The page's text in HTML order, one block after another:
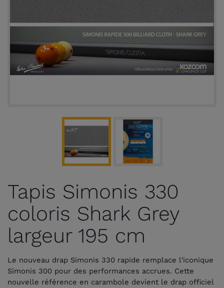
Tapis Simonis 330
coloris Shark Grey
largeur 195 cm
Le nouveau drap Simonis 330 rapide remplace l'iconique
Simonis 300 pour des performances accrues. Cette
nouvelle référence en carambole devient le drap officiel